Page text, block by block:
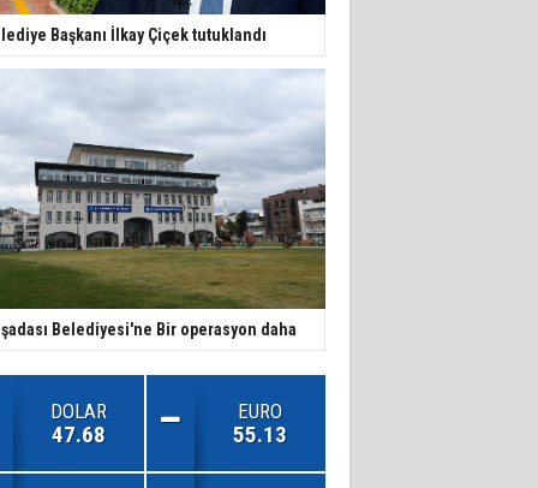
Başkanı İlkay Çiçek tutuklandı
Belediyesi'ne Bir operasyon daha
DOLAR
47.68
EURO
55.13